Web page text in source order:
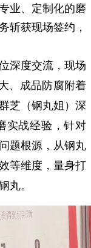
业、定制化的磨
斩获现场签约，
深度交流，现场
、成品防腐附着
芝（钢丸姐）深
实战经验，针对
题根源，从钢丸
等维度，量身打
丸。